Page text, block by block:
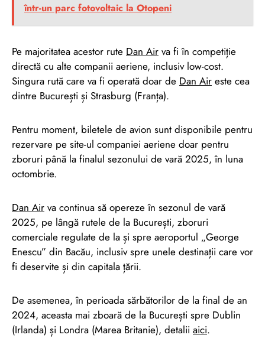
într-un parc fotovoltaic la Otopeni
Pe majoritatea acestor rute Dan Air va fi în competiție
directă cu alte companii aeriene, inclusiv low-cost.
Singura rută care va fi operată doar de Dan Air este cea
dintre București și Strasburg (Franța).
Pentru moment, biletele de avion sunt disponibile pentru
rezervare pe site-ul companiei aeriene doar pentru
zboruri până la finalul sezonului de vară 2025, în luna
octombrie.
Dan Air va continua să opereze în sezonul de vară
2025, pe lângă rutele de la București, zboruri
comerciale regulate de la și spre aeroportul „George
Enescu” din Bacău, inclusiv spre unele destinații care vor
fi deservite și din capitala țării.
De asemenea, în perioada sărbătorilor de la final de an
2024, aceasta mai zboară de la București spre Dublin
(Irlanda) și Londra (Marea Britanie), detalii aici.